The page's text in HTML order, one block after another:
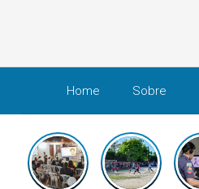
Home Sobre